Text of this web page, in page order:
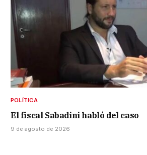
POLÍTICA
El fiscal Sabadini habló del caso
9 de agosto de 2026